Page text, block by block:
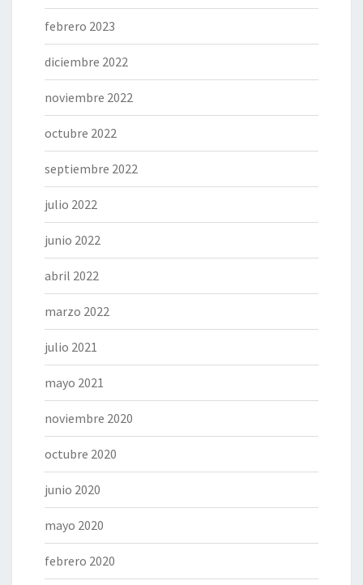
febrero 2023
diciembre 2022
noviembre 2022
octubre 2022
septiembre 2022
julio 2022
junio 2022
abril 2022
marzo 2022
julio 2021
mayo 2021
noviembre 2020
octubre 2020
junio 2020
mayo 2020
febrero 2020